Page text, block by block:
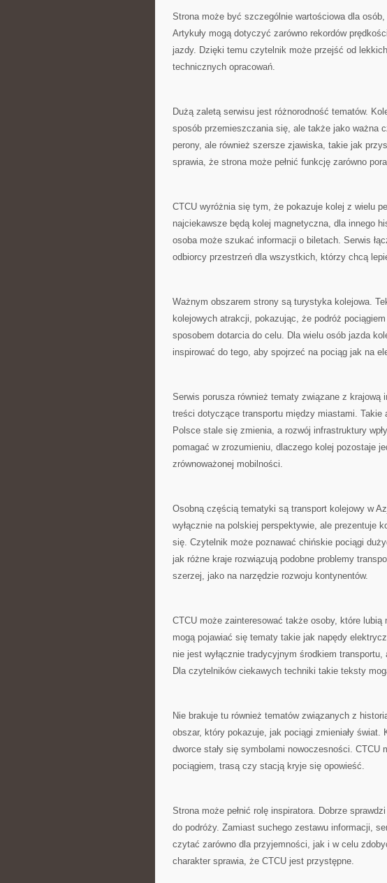
Strona może być szczególnie wartościowa dla
Artykuły mogą dotyczyć zarówno rekordów
jazdy. Dzięki temu czytelnik może przejść od
technicznych opracowań.
Dużą zaletą serwisu jest różnorodność tematów.
sposób przemieszczania się, ale także jako ważna
perony, ale również szersze zjawiska, takie jak
sprawia, że strona może pełnić funkcję zarówno
CTCU wyróżnia się tym, że pokazuje kolej z wielu
najciekawsze będą kolej magnetyczna, dla innego
osoba może szukać informacji o biletach. Serwis
odbiorcy przestrzeń dla wszystkich, którzy chcą
Ważnym obszarem strony są turystyka kolejowa.
kolejowych atrakcji, pokazując, że podróż
sposobem dotarcia do celu. Dla wielu osób jazda
inspirować do tego, aby spojrzeć na pociąg jak na
Serwis porusza również tematy związane z
treści dotyczące transportu między miastami. Takie
Polsce stale się zmienia, a rozwój infrastruktury
pomagać w zrozumieniu, dlaczego kolej pozostaje
zrównoważonej mobilności.
Osobną częścią tematyki są transport kolejowy w
wyłącznie na polskiej perspektywie, ale prezentuje
się. Czytelnik może poznawać chińskie pociągi
jak różne kraje rozwiązują podobne problemy
szerzej, jako na narzędzie rozwoju kontynentów.
CTCU może zainteresować także osoby, które lubią
mogą pojawiać się tematy takie jak napędy
nie jest wyłącznie tradycyjnym środkiem
Dla czytelników ciekawych techniki takie teksty
Nie brakuje tu również tematów związanych z
obszar, który pokazuje, jak pociągi zmieniały świat.
dworce stały się symbolami nowoczesności. CTCU
pociągiem, trasą czy stacją kryje się opowieść.
Strona może pełnić rolę inspiratora. Dobrze
do podróży. Zamiast suchego zestawu informacji,
czytać zarówno dla przyjemności, jak i w celu
charakter sprawia, że CTCU jest przystępne.